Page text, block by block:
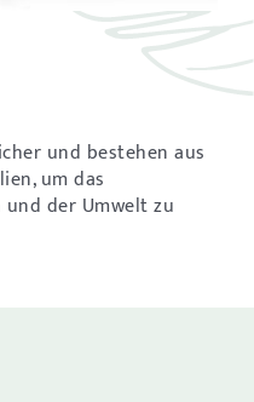
und bestehen aus
um das
der Umwelt zu